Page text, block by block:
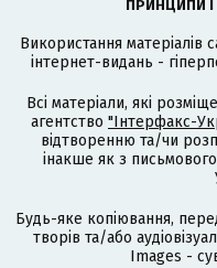
ПРИНЦИПИ
Використання матеріалів
інтернет-видань -
Всі матеріали, які
агентство "Інтерфакс-
відтворенню та/чи
інакше як з
Будь-яке копіювання,
творів та/або
Images -